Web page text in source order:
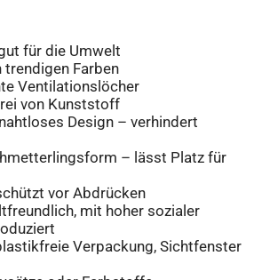
für die Umwelt
Farben
Ventilationslöcher
von Kunststoff
Design – verhindert
– lässt Platz für
vor Abdrücken
mit hoher sozialer
Verpackung, Sichtfenster